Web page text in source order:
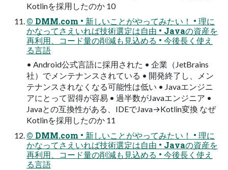
Kotlinを採用したのか 10
© DMM.com • 新しいことがやってみたい！ • 理に
かなってさえいれば技術選定は自由 • Javaの資産を
再利用、コード量の削減も見込める • 今後長く使え
る言語
• Android公式言語に採用された • 企業（JetBrains
社）でメンテナンスされている • 開発終了し、メン
テナンスされなくなる可能性は低い • Javaエンジニ
アにとって習得が容易 • 過半数がJavaエンジニア •
Javaとの互換性がある、IDEでJava→Kotlin変換 なぜ
Kotlinを採用したのか 11
© DMM.com • 新しいことがやってみたい！ • 理に
かなってさえいれば技術選定は自由 • Javaの資産を
再利用、コード量の削減も見込める • 今後長く使え
る言語